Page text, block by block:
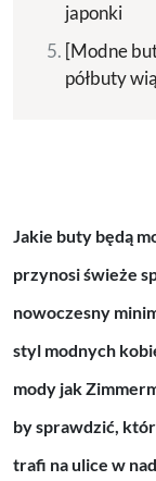
japonki
[Modne
półbuty
Jakie buty będą
przynosi świeże
nowoczesny
styl modnych
mody jak
by sprawdzić,
trafi na ulice w